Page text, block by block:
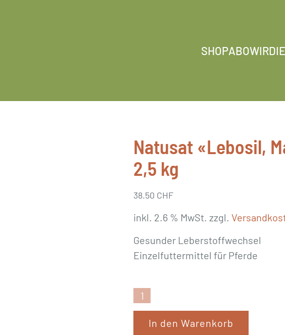
SHOPABOWIR
Natusat «Lebosil,
2,5 kg
38.50 CHF
inkl. 2.6 % MwSt. zzgl.
Gesunder Leberstoffwechsel
Einzelfuttermittel für Pferde
Natusat
«Lebosil,
Mariendistel
In den Warenkorb